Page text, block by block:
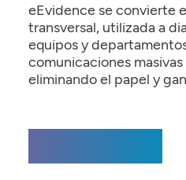
eEvidence se convierte
transversal, utilizada a
equipos y
comunicaciones
eliminando el papel y